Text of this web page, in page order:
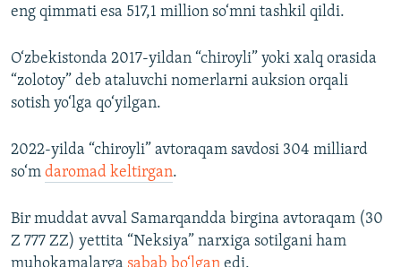
eng qimmati esa 517,1 million so‘mni tashkil qildi.
O‘zbekistonda 2017-yildan “chiroyli” yoki xalq orasida
“zolotoy” deb ataluvchi nomerlarni auksion orqali
sotish yo‘lga qo‘yilgan.
2022-yilda “chiroyli” avtoraqam savdosi 304 milliard
so‘m daromad keltirgan.
Bir muddat avval Samarqandda birgina avtoraqam (30
Z 777 ZZ) yettita “Neksiya” narxiga sotilgani ham